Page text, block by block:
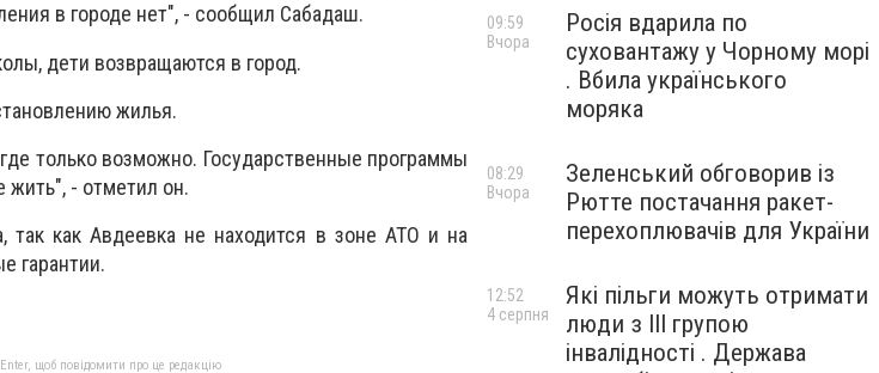
в городе нет", - сообщил Сабадаш.
дети возвращаются в город.
жилья.
только возможно. Государственные программы
- отметил он.
так как Авдеевка не находится в зоне АТО и на
гарантии.
щоб повідомити про це редакцію
Росія вдарила по
суховантажу у Чорному морі
. Вбила українського
моряка
09:59
Вчора
Зеленський обговорив із
Рютте постачання ракет-
перехоплювачів для України
08:29
Вчора
Які пільги можуть отримати
люди з III групою
інвалідності . Держава
12:52
4 серпня